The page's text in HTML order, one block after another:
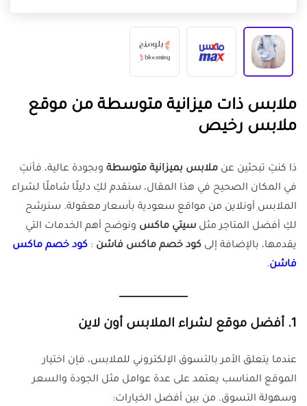
ملابس ذات ميزانية متوسطة من موقع
ملابس رخيص
ذا كنتِ تبحثين عن ملابس بميزانية متوسطة وبجودة عالية، فأنتِ
في المكان الصحيح في هذا المقال، سنقدم لكِ دليلًا شاملًا لشراء
الملابس أونلاين من مواقع سعودية بأسعار معقولة. سنرشح
لكِ أفضل المتاجر مثل سيتي ماكس ونوضح أهم الخدمات التي
يقدمها، بالإضافة إلى كود خصم ماكس فاشن : كود خصم ماكس
فاشن.
1. أفضل موقع لشراء الملابس أون لاين
عندما يتعلق الأمر بالتسوق الإلكتروني للملابس، فإن اختيار
الموقع المناسب يعتمد على عدة عوامل مثل الجودة والسعر
وسهولة التسوق. من بين أفضل الخيارات: